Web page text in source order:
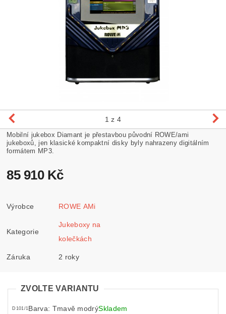
1 z 4
Mobilní jukebox Diamant je přestavbou původní ROWE/ami
jukeboxů, jen klasické kompaktní disky byly nahrazeny digitálním
formátem MP3.
85 910 Kč
Výrobce ROWE AMi
Kategorie
Jukeboxy na
kolečkách
Záruka 2 roky
ZVOLTE VARIANTU
D101/1Barva: Tmavě modrýSkladem